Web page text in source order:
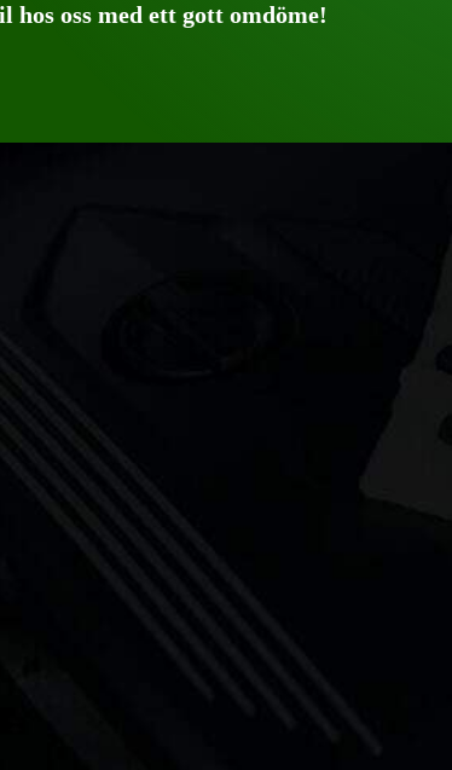
hos oss med ett gott omdöme!